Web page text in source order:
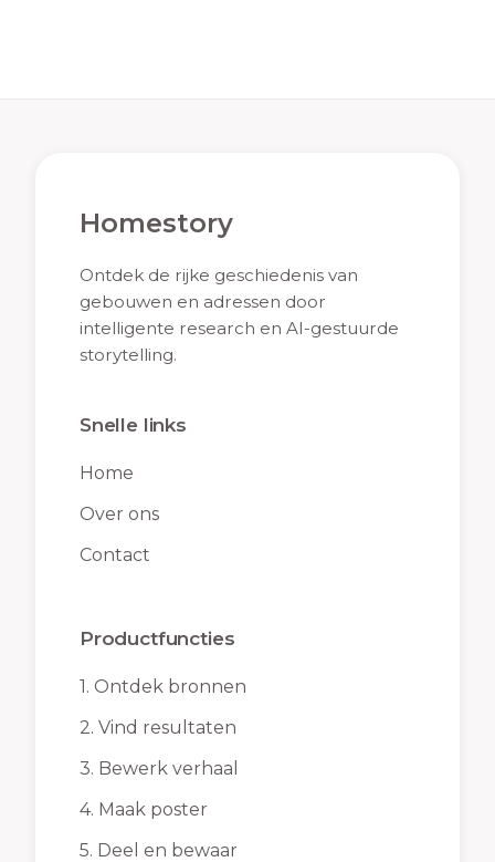
Homestory
Ontdek de rijke geschiedenis van
gebouwen en adressen door
intelligente research en AI-gestuurde
storytelling.
Snelle links
Home
Over ons
Contact
Productfuncties
1. Ontdek bronnen
2. Vind resultaten
3. Bewerk verhaal
4. Maak poster
5. Deel en bewaar